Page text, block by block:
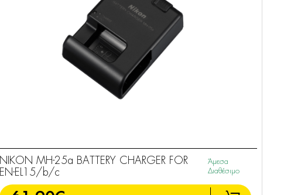
NIKON MH-25a BATTERY CHARGER FOR
EN-EL15/b/c
Άμεσα
Διαθέσιμο